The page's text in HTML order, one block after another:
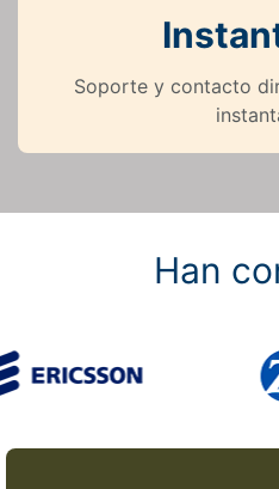
Soporte y contacto
Han